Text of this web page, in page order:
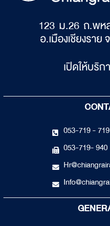
123 ม.26 ถ.พหล
อ.เมืองเชียงราย
เปิดให้บริก
053-719 - 719
053-719- 940